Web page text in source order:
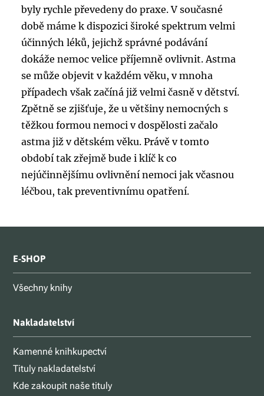
byly rychle převedeny do praxe. V současné
době máme k dispozici široké spektrum velmi
účinných léků, jejichž správné podávání
dokáže nemoc velice příjemně ovlivnit. Astma
se může objevit v každém věku, v mnoha
případech však začíná již velmi časně v dětství.
Zpětně se zjišťuje, že u většiny nemocných s
těžkou formou nemoci v dospělosti začalo
astma již v dětském věku. Právě v tomto
období tak zřejmě bude i klíč k co
nejúčinnějšímu ovlivnění nemoci jak včasnou
léčbou, tak preventivnímu opatření.
E-SHOP
Všechny knihy
Nakladatelství
Kamenné knihkupectví
Tituly nakladatelství
Kde zakoupit naše tituly